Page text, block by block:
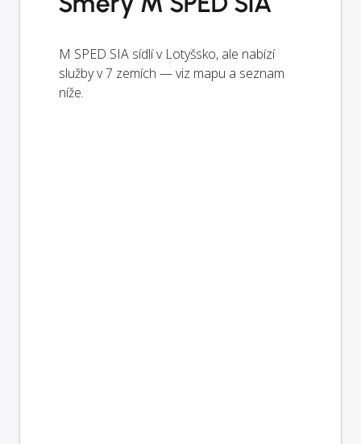
M SPED SIA sídlí v Lotyšsko, ale nabízí
služby v 7 zemích — viz mapu a seznam
níže.